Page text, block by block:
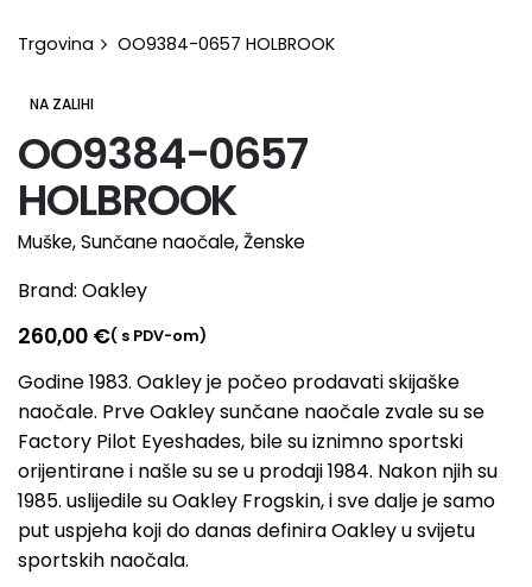
Trgovina OO9384-0657 HOLBROOK
NA ZALIHI
OO9384-0657
HOLBROOK
Muške,Sunčane naočale,Ženske
Brand: Oakley
260,00 €( s PDV-om)
Godine 1983. Oakley je počeo prodavati skijaške
naočale. Prve Oakley sunčane naočale zvale su se
Factory Pilot Eyeshades, bile su iznimno sportski
orijentirane i našle su se u prodaji 1984. Nakon njih su
1985. uslijedile su Oakley Frogskin, i sve dalje je samo
put uspjeha koji do danas definira Oakley u svijetu
sportskih naočala.